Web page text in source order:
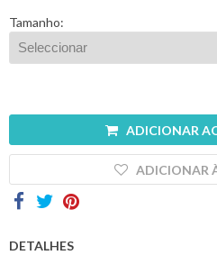
Tamanho:
ADICIONAR
ADICIONAR
DETALHES